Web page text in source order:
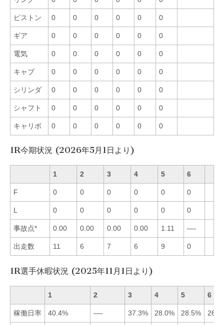
ピストン 0 0 0 0 0 0
ギア 0 0 0 0 0 0
電気 0 0 0 0 0 0
キャブ 0 0 0 0 0 0
シリンダ 0 0 0 0 0 0
シャフト 0 0 0 0 0 0
キャリボ 0 0 0 0 0 0
1R今期状況 (2026年5月1日より)
1 2 3 4 5 6
F 0 0 0 0 0 0
L 0 0 0 0 0 0
事故点* 0.00 0.00 0.00 0.00 1.11 —-
出走数 11 6 7 6 9 0
1R選手休暇状況 (2025年11月1日より)
1 2 3 4 5 6
稼働日率 40.4% —- 37.3% 28.0% 28.5%